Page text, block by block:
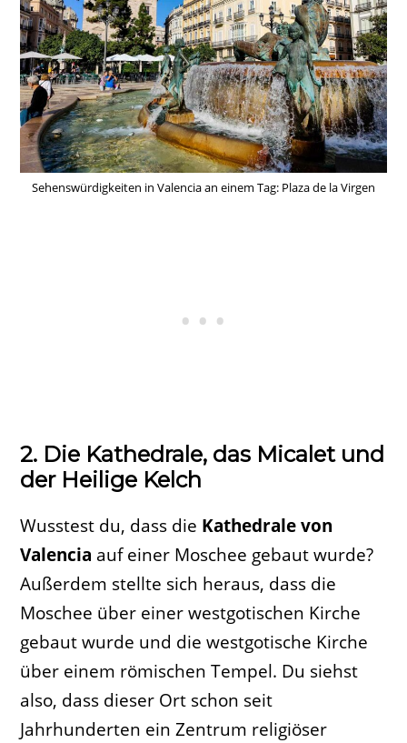
Sehenswürdigkeiten in Valencia an einem Tag: Plaza de la Virgen
2. Die Kathedrale, das Micalet und
der Heilige Kelch
Wusstest du, dass die Kathedrale von
Valencia auf einer Moschee gebaut wurde?
Außerdem stellte sich heraus, dass die
Moschee über einer westgotischen Kirche
gebaut wurde und die westgotische Kirche
über einem römischen Tempel. Du siehst
also, dass dieser Ort schon seit
Jahrhunderten ein Zentrum religiöser